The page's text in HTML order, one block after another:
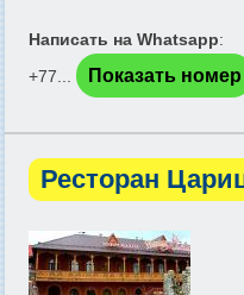
Написать на Whatsapp:
+77...
Показать номер
Ресторан